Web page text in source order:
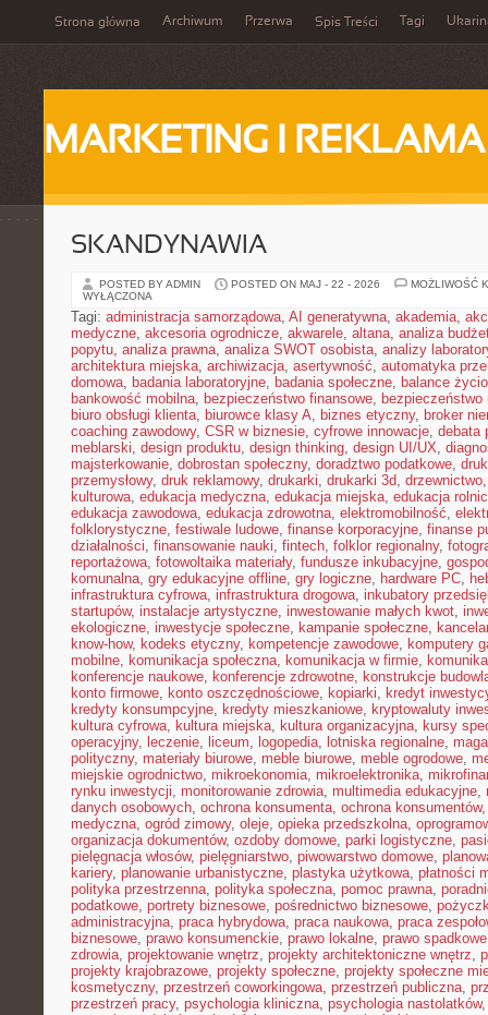
Strona główna Archiwum Przerwa Spis Treści Tagi
MARKETING I REKLAMA
SKANDYNAWIA
POSTED BY ADMIN POSTED ON MAJ - 22 - 2026
MOŻLIWOŚĆ
WYŁĄCZONA
Tagi: administracja samorządowa, AI generatywna, akademia,
medyczne, akcesoria ogrodnicze, akwarele, altana, analiza
popytu, analiza prawna, analiza SWOT osobista, analizy
architektura miejska, archiwizacja, asertywność, automatyka
domowa, badania laboratoryjne, badania społeczne, balance
bankowość mobilna, bezpieczeństwo finansowe, bezpieczeństwo
biuro obsługi klienta, biurowce klasy A, biznes etyczny, broker
coaching zawodowy, CSR w biznesie, cyfrowe innowacje, debata
meblarski, design produktu, design thinking, design UI/UX,
majsterkowanie, dobrostan społeczny, doradztwo podatkowe,
przemysłowy, druk reklamowy, drukarki, drukarki 3d, drzewnictwo
kulturowa, edukacja medyczna, edukacja miejska, edukacja
edukacja zawodowa, edukacja zdrowotna, elektromobilność,
folklorystyczne, festiwale ludowe, finanse korporacyjne, finanse
działalności, finansowanie nauki, fintech, folklor regionalny,
reportażowa, fotowoltaika materiały, fundusze inkubacyjne,
komunalna, gry edukacyjne offline, gry logiczne, hardware PC,
infrastruktura cyfrowa, infrastruktura drogowa, inkubatory
startupów, instalacje artystyczne, inwestowanie małych kwot,
ekologiczne, inwestycje społeczne, kampanie społeczne,
know-how, kodeks etyczny, kompetencje zawodowe, komputery
mobilne, komunikacja społeczna, komunikacja w firmie,
konferencje naukowe, konferencje zdrowotne, konstrukcje
konto firmowe, konto oszczędnościowe, kopiarki, kredyt
kredyty konsumpcyjne, kredyty mieszkaniowe, kryptowaluty
kultura cyfrowa, kultura miejska, kultura organizacyjna, kursy
operacyjny, leczenie, liceum, logopedia, lotniska regionalne,
polityczny, materiały biurowe, meble biurowe, meble ogrodowe,
miejskie ogrodnictwo, mikroekonomia, mikroelektronika,
rynku inwestycji, monitorowanie zdrowia, multimedia edukacyjne,
danych osobowych, ochrona konsumenta, ochrona konsumentów
medyczna, ogród zimowy, oleje, opieka przedszkolna,
organizacja dokumentów, ozdoby domowe, parki logistyczne,
pielęgnacja włosów, pielęgniarstwo, piwowarstwo domowe,
kariery, planowanie urbanistyczne, plastyka użytkowa, płatności
polityka przestrzenna, polityka społeczna, pomoc prawna,
podatkowe, portrety biznesowe, pośrednictwo biznesowe,
administracyjna, praca hybrydowa, praca naukowa, praca
biznesowe, prawo konsumenckie, prawo lokalne, prawo spadkowe
zdrowia, projektowanie wnętrz, projekty architektoniczne wnętrz,
projekty krajobrazowe, projekty społeczne, projekty społeczne
kosmetyczny, przestrzeń coworkingowa, przestrzeń publiczna,
przestrzeń pracy, psychologia kliniczna, psychologia nastolatków